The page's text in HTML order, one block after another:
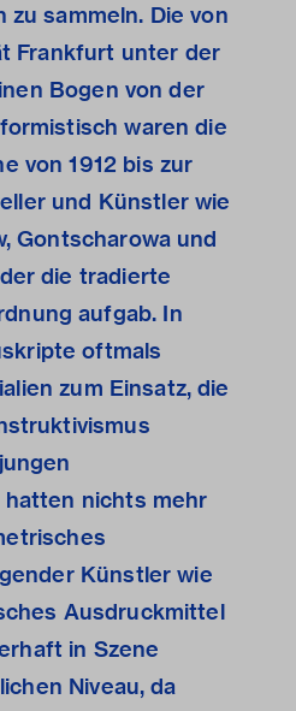
sammeln. Die von
Frankfurt unter der
Bogen von der
waren die
von 1912 bis zur
und Künstler wie
Gontscharowa und
die tradierte
aufgab. In
oftmals
zum Einsatz, die
hatten nichts mehr
Künstler wie
Ausdruckmittel
in Szene
Niveau, da